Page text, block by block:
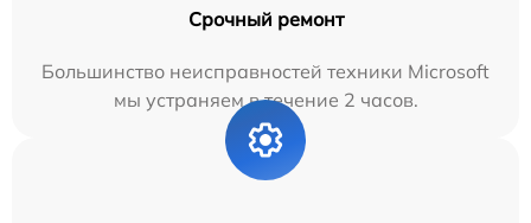
Срочный ремонт
Большинство неисправностей техники Microsoft
мы устраняем в течение 2 часов.